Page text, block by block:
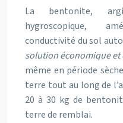
La bentonite,
hygroscopique,
conductivité du sol
solution économique
même en période
terre tout au long de
20 à 30 kg de
terre de remblai.